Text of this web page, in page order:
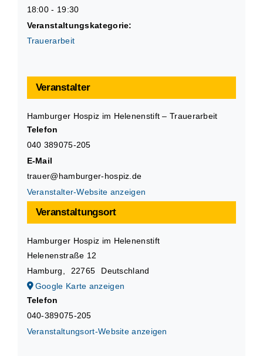
18:00 - 19:30
Veranstaltungskategorie:
Trauerarbeit
Veranstaltungsort
Hamburger Hospiz im Helenenstift
Helenenstraße 12
Hamburg, 22765
Deutschland
Google Karte anzeigen
Telefon
040-389075-205
Veranstaltungsort-Website anzeigen
Veranstalter
Hamburger Hospiz im Helenenstift – Trauerarbeit
Telefon
040 389075-205
E-Mail
trauer@hamburger-hospiz.de
Veranstalter-Website anzeigen